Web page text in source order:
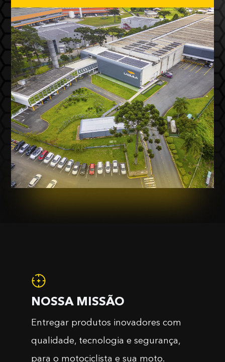
NOSSA MISSÃO
Entregar produtos inovadores com
qualidade, tecnologia e segurança,
para o motociclista e sua moto.